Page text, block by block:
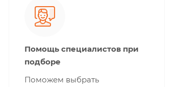
Помощь специалистов при
подборе
Поможем выбрать